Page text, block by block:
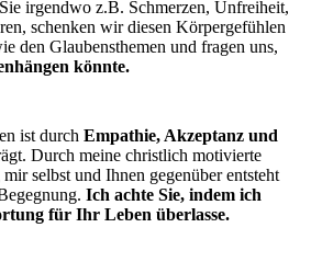
irgendwo z.B. Schmerzen, Unfreiheit,
schenken wir diesen Körpergefühlen
den Glaubensthemen und fragen uns,
könnte.
ist durchEmpathie, Akzeptanz und
Durch meine christlich motivierte
selbst und Ihnen gegenüber entsteht
Ich achte Sie, indem ich
für Ihr Leben überlasse.